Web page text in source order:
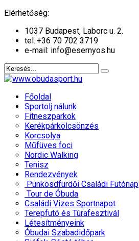
Elérhetőség:
1037 Budapest, Laborc u. 2.
tel.:+36 70 702 3719
e-mail: info@esernyos.hu
Főoldal
Sportolj nálunk
Fitneszparkok
Kerékpárkölcsönzés
Korcsolya
Műfüves foci
Nordic Walking
Tenisz
Rendezvények
Pünkösdfürdői Családi Futónap
Tour de Óbuda
Családi Vizes Sportnapot
Terepfutó és Túrafesztivál
Létesítményeink
Óbudai Szabadidőpark
év
hónap
év
hónap